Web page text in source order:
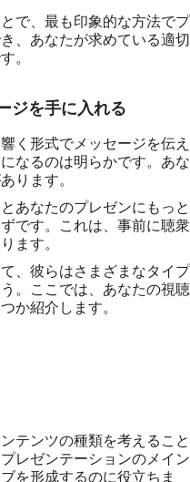
で、最も印象的な方法でプ
、あなたが求めている適切
。
ジを手に入れる
く形式でメッセージを伝え
なるのは明らかです。あな
ります。
あなたのプレゼンにもっと
です。これは、事前に聴衆
ます。
、彼らはさまざまなタイプ
。ここでは、あなたの視聴
か紹介します。
テンツの種類を考えること
レゼンテーションのメイン
を形成するのに役立ちま